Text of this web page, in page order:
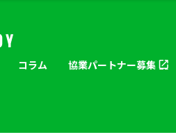
コラム 協業パートナー募集